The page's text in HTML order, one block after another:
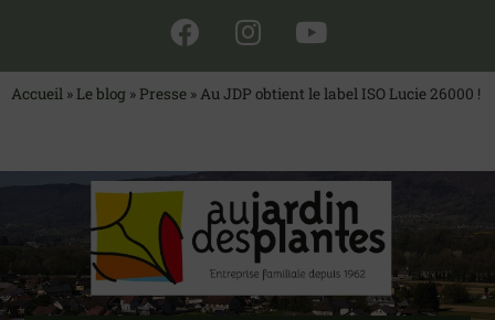
Accueil »Le blog »Presse »Au JDP obtient le label ISO Lucie 26000 !